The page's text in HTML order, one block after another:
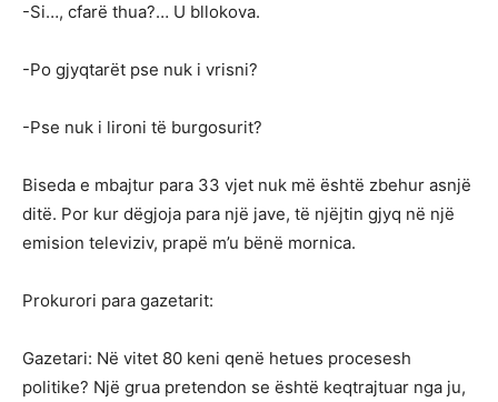
-Si…, cfarë thua?… U bllokova.
-Po gjyqtarët pse nuk i vrisni?
-Pse nuk i lironi të burgosurit?
Biseda e mbajtur para 33 vjet nuk më është zbehur asnjë
ditë. Por kur dëgjoja para një jave, të njëjtin gjyq në një
emision televiziv, prapë m’u bënë mornica.
Prokurori para gazetarit:
Gazetari: Në vitet 80 keni qenë hetues procesesh
politike? Një grua pretendon se është keqtrajtuar nga ju,